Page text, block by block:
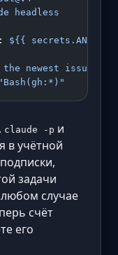
headless
: ${{
newest issue
claude -p и
в учётной
задачи
случае
счёт
его